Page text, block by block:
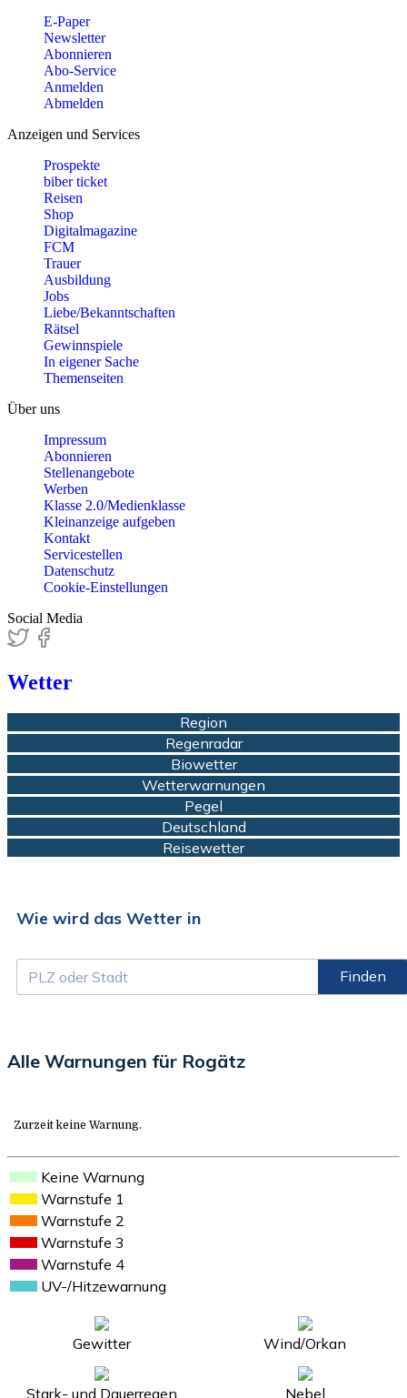
E-Paper
Newsletter
Abonnieren
Abo-Service
Anmelden
Abmelden
Anzeigen und Services
Prospekte
biber ticket
Reisen
Shop
Digitalmagazine
FCM
Trauer
Ausbildung
Jobs
Liebe/Bekanntschaften
Rätsel
Gewinnspiele
In eigener Sache
Themenseiten
Über uns
Impressum
Abonnieren
Stellenangebote
Werben
Klasse 2.0/Medienklasse
Kleinanzeige aufgeben
Kontakt
Servicestellen
Datenschutz
Cookie-Einstellungen
Social Media
Wetter
Region
Regenradar
Biowetter
Wetterwarnungen
Pegel
Deutschland
Reisewetter
Wie wird das Wetter in
Finden
Alle Warnungen für Rogätz
Zurzeit keine Warnung.
Keine Warnung
Warnstufe 1
Warnstufe 2
Warnstufe 3
Warnstufe 4
UV-/Hitzewarnung
Gewitter Wind/Orkan
Stark- und Dauerregen Nebel